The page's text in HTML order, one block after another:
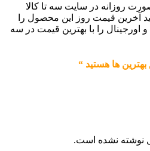
روزانه در سایت سه تا کالا
آخرین قیمت روز این محصول را
را با بهترین قیمت در سه
بهترین ها هستید “
نوشته نشده است.